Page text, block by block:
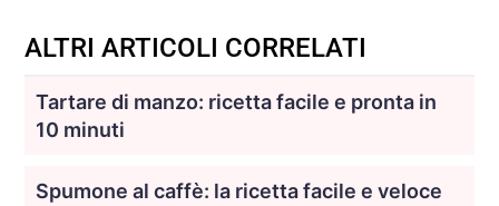
ALTRI ARTICOLI CORRELATI
Tartare di manzo: ricetta facile e pronta in
10 minuti
Spumone al caffè: la ricetta facile e veloce